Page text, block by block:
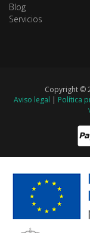
Blog
Servicios
Copyright ©
Aviso legal | Política